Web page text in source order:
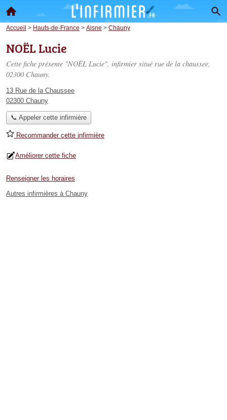
Accueil > Hauts-de-France > Aisne > Chauny
NOËL Lucie
Cette fiche présente "NOËL Lucie", infirmier situé rue de la chaussee,
02300 Chauny.
13 Rue de la Chaussee
02300 Chauny
📞 Appeler cette infirmière
Recommander cette infirmière
Améliorer cette fiche
Renseigner les horaires
Autres infirmières à Chauny